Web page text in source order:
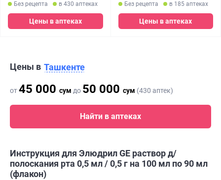
Без рецепта в 430 аптеках
Цены в аптеках
Без рецепта в 185 аптеках
Цены в аптеках
Цены в Ташкенте
от45 000 сум до 50 000 сум (430 аптек)
Найти в аптеках
Инструкция для Элюдрил GE раствор д/
полоскания рта 0,5 мл / 0,5 г на 100 мл по 90 мл
(флакон)